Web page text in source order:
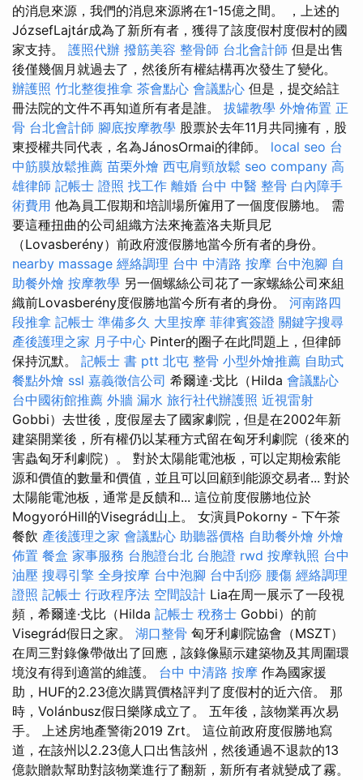
的消息來源，我們的消息來源將在1-15億之間。 ，上述的
JózsefLajtár成為了新所有者，獲得了該度假村度假村的國
家支持。 護照代辦 撥筋美容 整骨師 台北會計師 但是出售
後僅幾個月就過去了，然後所有權結構再次發生了變化。
辦護照 竹北整復推拿 茶會點心 會議點心 但是，提交給註
冊法院的文件不再知道所有者是誰。 拔罐教學 外燴佈置 正
骨 台北會計師 腳底按摩教學 股票於去年11月共同擁有，股
東授權共同代表，名為JánosOrmai的律師。 local seo 台
中筋膜放鬆推薦 苗栗外燴 西屯肩頸放鬆 seo company 高
雄律師 記帳士 證照 找工作 離婚 台中 中醫 整骨 白內障手
術費用 他為員工假期和培訓場所僱用了一個度假勝地。 需
要這種扭曲的公司組織方法來掩蓋洛夫斯貝尼
（Lovasberény）前政府渡假勝地當今所有者的身份。
nearby massage 經絡調理 台中 中清路 按摩 台中泡腳 自
助餐外燴 按摩教學 另一個螺絲公司花了一家螺絲公司來組
織前Lovasberény度假勝地當今所有者的身份。 河南路四
段推拿 記帳士 準備多久 大里按摩 菲律賓簽證 關鍵字搜尋
產後護理之家 月子中心 Pinter的圈子在此問題上，但律師
保持沉默。 記帳士 書 ptt 北屯 整骨 小型外燴推薦 自助式
餐點外燴 ssl 嘉義徵信公司 希爾達·戈比（Hilda 會議點心
台中國術館推薦 外牆 漏水 旅行社代辦護照 近視雷射
Gobbi）去世後，度假屋去了國家劇院，但是在2002年新
建築開業後，所有權仍以某種方式留在匈牙利劇院（後來的
害蟲匈牙利劇院）。 對於太陽能電池板，可以定期檢索能
源和價值的數量和價值，並且可以回顧到能源交易者... 對於
太陽能電池板，通常是反饋和... 這位前度假勝地位於
MogyoróHill的Visegrád山上。 女演員Pokorny - 下午茶
餐飲 產後護理之家 會議點心 助聽器價格 自助餐外燴 外燴
佈置 餐盒 家事服務 台胞證台北 台胞證 rwd 按摩執照 台中
油壓 搜尋引擎 全身按摩 台中泡腳 台中刮痧 腰傷 經絡調理
證照 記帳士 行政程序法 空間設計 Lia在周一展示了一段視
頻，希爾達·戈比（Hilda 記帳士 稅務士 Gobbi）的前
Visegrád假日之家。 湖口整骨 匈牙利劇院協會（MSZT）
在周三對錄像帶做出了回應，該錄像顯示建築物及其周圍環
境沒有得到適當的維護。 台中 中清路 按摩 作為國家援
助，HUF的2.23億次購買價格評判了度假村的近六倍。 那
時，Volánbusz假日樂隊成立了。 五年後，該物業再次易
手。 上述房地產警衛2019 Zrt。 這位前政府度假勝地寫
道，在該州以2.23億人口出售該州，然後通過不退款的13
億款贈款幫助對該物業進行了翻新，新所有者就變成了霧。